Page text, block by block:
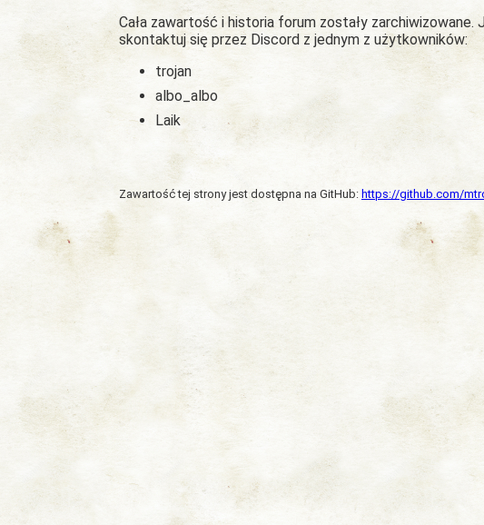
Cała zawartość i historia forum zostały
skontaktuj się przez Discord z jednym z użytkowników:
trojan
albo_albo
Laik
Zawartość tej strony jest dostępna na GitHub: https://github.com/